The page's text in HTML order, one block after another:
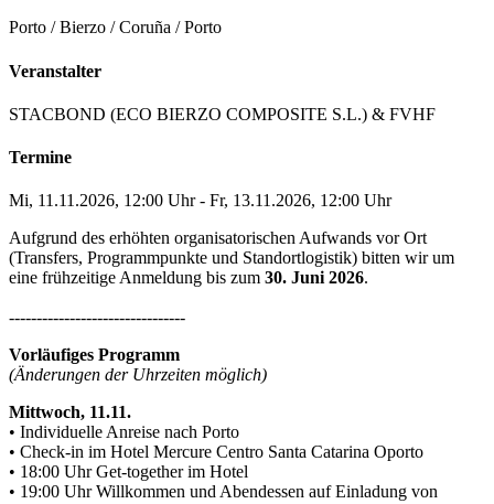
Porto / Bierzo / Coruña / Porto
Veranstalter
STACBOND (ECO BIERZO COMPOSITE S.L.) & FVHF
Termine
Mi, 11.11.2026, 12:00 Uhr- Fr, 13.11.2026, 12:00 Uhr
Aufgrund des erhöhten organisatorischen Aufwands vor Ort
(Transfers, Programmpunkte und Standortlogistik) bitten wir um
eine frühzeitige Anmeldung bis zum 30. Juni 2026.
--------------------------------
Vorläufiges Programm
(Änderungen der Uhrzeiten möglich)
Mittwoch, 11.11.
• Individuelle Anreise nach Porto
• Check-in im Hotel Mercure Centro Santa Catarina Oporto
• 18:00 Uhr Get-together im Hotel
• 19:00 Uhr Willkommen und Abendessen auf Einladung von